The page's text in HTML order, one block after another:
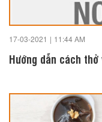
17-03-2021 | 11:44 AM
Hướng dẫn cách